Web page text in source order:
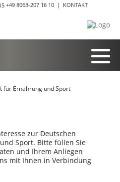
+49 8063-207 16 10 | KONTAKT
für Ernährung und Sport
zur Deutschen
Sport. Bitte füllen Sie
und Ihrem Anliegen
mit Ihnen in Verbindung